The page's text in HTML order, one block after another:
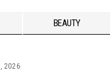
BEAUTY
2026